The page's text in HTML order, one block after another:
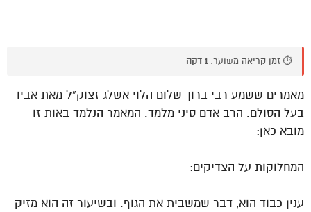
⏱️ זמן קריאה משוער: 1 דקה
מאמרים ששמע רבי ברוך שלום הלוי אשלג זצוק”ל מאת אביו
בעל הסולם. הרב אדם סיני מלמד. המאמר הנלמד באות זו
מובא כאן:
המחלוקות על הצדיקים:
ענין כבוד הוא, דבר שמשבית את הגוף. ובשיעור זה הוא מזיק